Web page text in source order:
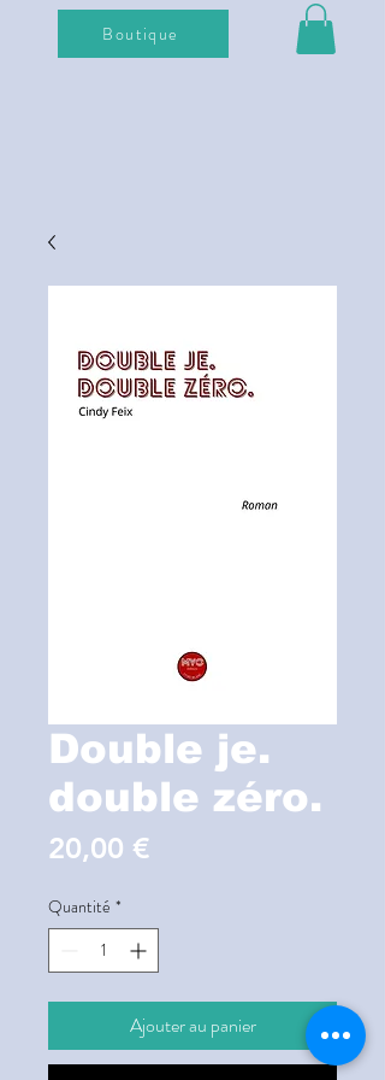
Boutique
Double je.
double zéro.
20,00 €
Quantité *
Ajouter au panier